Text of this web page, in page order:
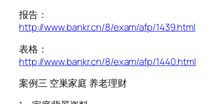
报告：
http://www.bankr.cn/8/exam/afp/1439.html
表格：
http://www.bankr.cn/8/exam/afp/1440.html
案例三 空巣家庭 养老理财